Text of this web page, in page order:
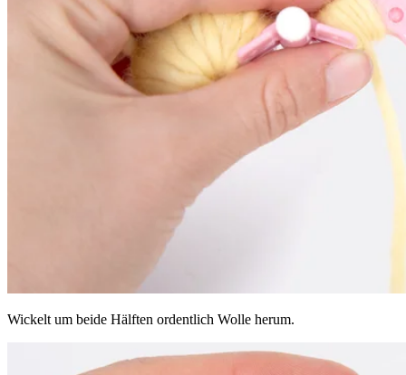
Wickelt um beide Hälften ordentlich Wolle herum.